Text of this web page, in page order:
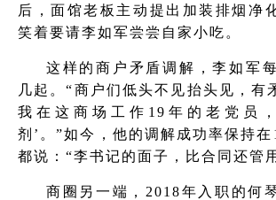
后，面馆老板主动提出加装排烟净
笑着要请李如军尝尝自家小吃。
这样的商户矛盾调解，李如军
几起。“商户们低头不见抬头见，有
我在这商场工作19年的老党员
剂’。”如今，他的调解成功率保持
都说：“李书记的面子，比合同还管
商圈另一端，2018年入职的何